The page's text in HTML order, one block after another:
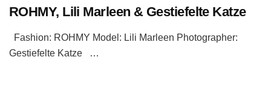
ROHMY, Lili Marleen & Gestiefelte Katze
Fashion: ROHMY Model: Lili Marleen Photographer:
Gestiefelte Katze …